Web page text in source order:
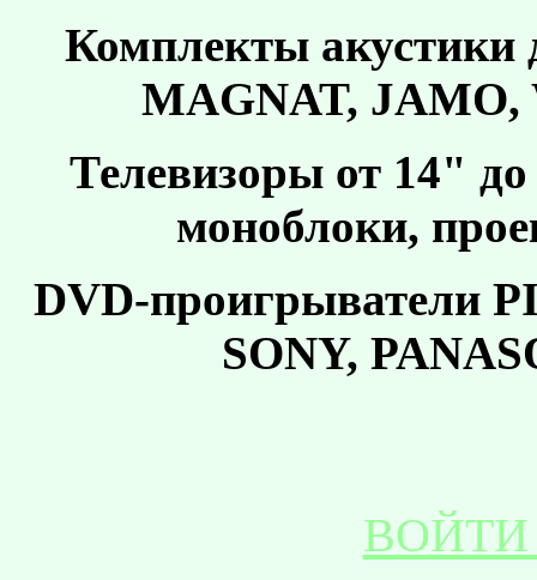
Комплекты акустики
MAGNAT, JAMO,
Телевизоры от 14"
моноблоки,
DVD-проигрыватели
SONY,